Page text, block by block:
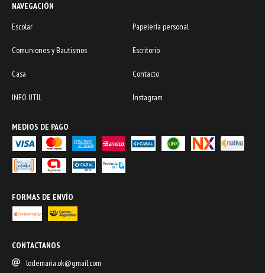
NAVEGACIÓN
Escolar
Papelería personal
Comuniones y Bautismos Escritorio
Casa Contacto
INFO UTIL Instagram
MEDIOS DE PAGO
FORMAS DE ENVÍO
CONTACTANOS
lodemaria.ok@gmail.com